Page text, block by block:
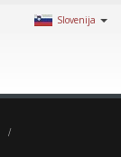
Slovenija